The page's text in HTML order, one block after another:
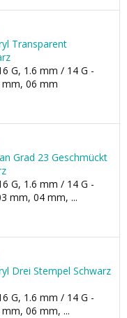
Transparent
G, 1.6 mm / 14 G -
mm, 06 mm
Grad 23 Geschmückt
G, 1.6 mm / 14 G -
mm, 04 mm, ...
Drei Stempel Schwarz
G, 1.6 mm / 14 G -
06 mm, ...